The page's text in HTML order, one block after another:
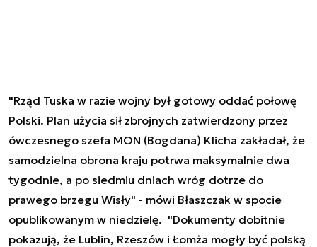
"Rząd Tuska w razie wojny był gotowy oddać połowę
Polski. Plan użycia sił zbrojnych zatwierdzony przez
ówczesnego szefa MON (Bogdana) Klicha zakładał, że
samodzielna obrona kraju potrwa maksymalnie dwa
tygodnie, a po siedmiu dniach wróg dotrze do
prawego brzegu Wisły" - mówi Błaszczak w spocie
opublikowanym w niedzielę. "Dokumenty dobitnie
pokazują, że Lublin, Rzeszów i Łomża mogły być polską